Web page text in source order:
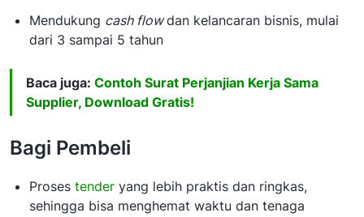
Mendukung cash flowdan kelancaran bisnis, mulai
dari 3 sampai 5 tahun
Baca juga: Contoh Surat Perjanjian Kerja Sama
Supplier, Download Gratis!
Bagi Pembeli
Proses tender yang lebih praktis dan ringkas,
sehingga bisa menghemat waktu dan tenaga